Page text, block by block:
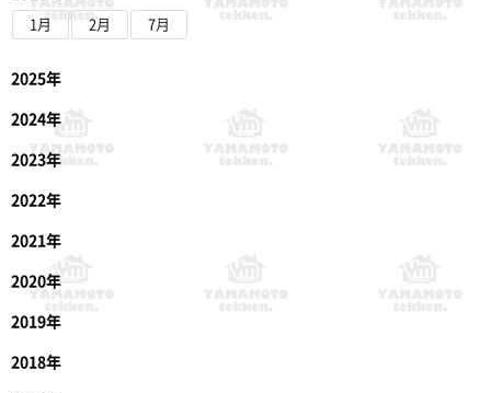
1月 2月 7月
2025年
2024年
2023年
2022年
2021年
2020年
2019年
2018年